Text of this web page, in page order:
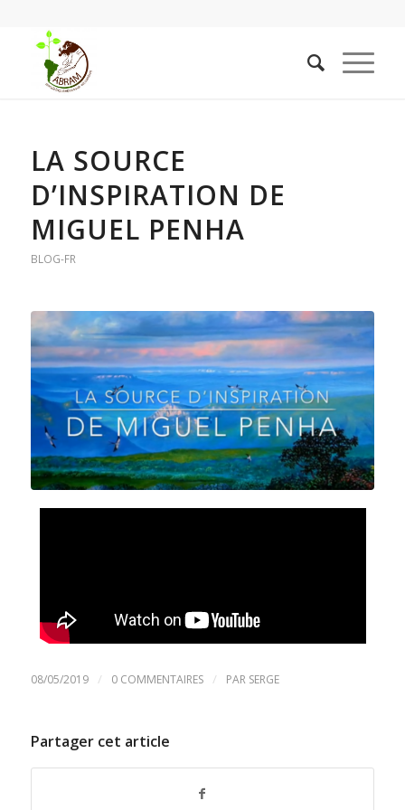
LA SOURCE
D’INSPIRATION DE
MIGUEL PENHA
BLOG-FR
08/05/2019 / 0 COMMENTAIRES / PAR SERGE
Partager cet article